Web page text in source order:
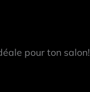
pour ton salon!